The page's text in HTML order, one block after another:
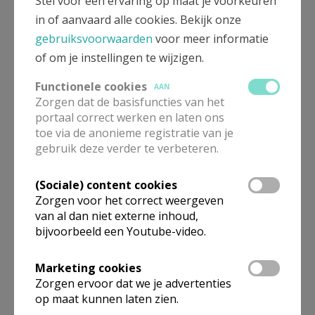
Koning Albertlaan 10
3620 LANAKEN
089 71 20 85
0473 71 04 35
Stuur een mailtje
Google Maps
Pastoraal coördinator
Mevr. Rita Loyens
Nachtegalenstraat 29
3530
089 38 49 08
0478 78 81 34
in of aanvaard alle cookies. Bekijk onze
gebruiksvoorwaarden voor meer informatie
of om je instellingen te wijzigen.
Functionele cookies
AAN
Zorgen dat de basisfuncties van het
portaal correct werken en laten ons
toe via de anonieme registratie van je
gebruik deze verder te verbeteren.
(Sociale) content cookies
Zorgen voor het correct weergeven
van al dan niet externe inhoud,
bijvoorbeeld een Youtube-video.
Marketing cookies
Zorgen ervoor dat we je advertenties
op maat kunnen laten zien.